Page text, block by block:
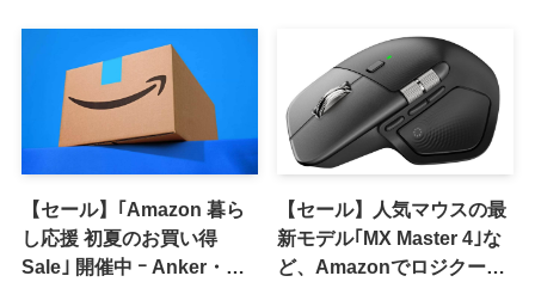
【セール】｢Amazon 暮ら
し応援 初夏のお買い得
Sale｣ 開催中 ｰ Anker・
【セール】人気マウスの最
新モデル｢MX Master 4｣な
ど、Amazonでロジクール